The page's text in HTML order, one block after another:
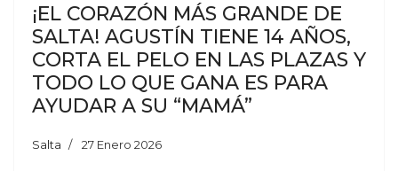
¡EL CORAZÓN MÁS GRANDE DE
SALTA! AGUSTÍN TIENE 14 AÑOS,
CORTA EL PELO EN LAS PLAZAS Y
TODO LO QUE GANA ES PARA
AYUDAR A SU “MAMÁ”
Salta 27 Enero 2026